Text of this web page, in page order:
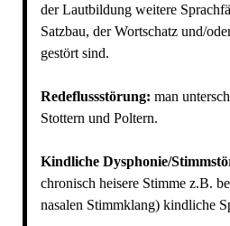
der Lautbildung weitere
Satzbau, der Wortschatz und/
gestört sind.
Redeflussstörung: man
Stottern und Poltern.
Kindliche Dysphonie/
chronisch heisere Stimme z.B.
nasalen Stimmklang) kindliche